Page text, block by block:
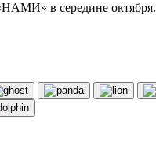
в середине октября.